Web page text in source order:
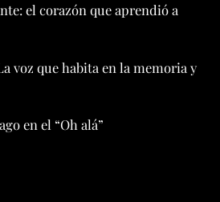
el corazón que aprendió a
voz que habita en la memoria y
en el “Oh alá”